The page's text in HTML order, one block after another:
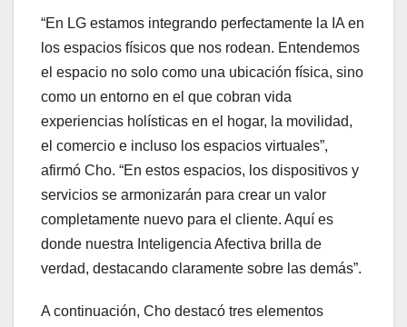
“En LG estamos integrando perfectamente la IA en
los espacios físicos que nos rodean. Entendemos
el espacio no solo como una ubicación física, sino
como un entorno en el que cobran vida
experiencias holísticas en el hogar, la movilidad,
el comercio e incluso los espacios virtuales”,
afirmó Cho. “En estos espacios, los dispositivos y
servicios se armonizarán para crear un valor
completamente nuevo para el cliente. Aquí es
donde nuestra Inteligencia Afectiva brilla de
verdad, destacando claramente sobre las demás”.
A continuación, Cho destacó tres elementos